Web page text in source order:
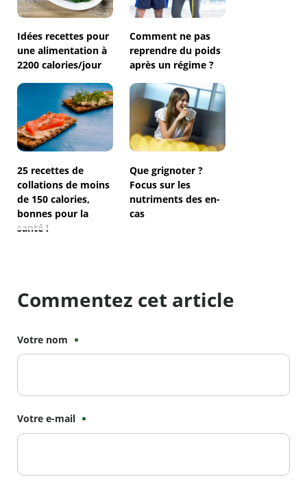
Idées recettes pour
une alimentation à
2200 calories/jour
Comment ne pas
reprendre du poids
après un régime ?
25 recettes de
collations de moins
de 150 calories,
bonnes pour la
santé !
Que grignoter ?
Focus sur les
nutriments des en-
cas
Commentez cet article
Votre nom
Votre e-mail